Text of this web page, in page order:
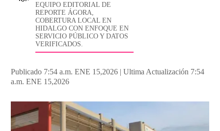
EQUIPO EDITORIAL DE
REPORTE ÁGORA,
COBERTURA LOCAL EN
HIDALGO CON ENFOQUE EN
SERVICIO PÚBLICO Y DATOS
VERIFICADOS.
Publicado 7:54 a.m. ENE 15,2026 | Ultima Actualización 7:54
a.m. ENE 15,2026